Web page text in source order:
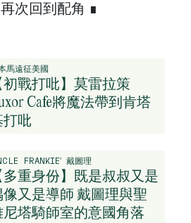
次回到配角 ∎
馬遠征美國
初戰打吡】莫雷拉策
Cafe將魔法帶到肯塔
吡
FRANKIE' 戴圖理
多重身份】既是叔叔又是
又是導師 戴圖理與聖
塔騎師室的意國角落